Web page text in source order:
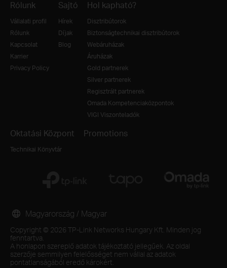
Rólunk
Vállalati profil
Rólunk
Kapcsolat
Karrier
Privacy Policy
Sajtó
Hírek
Díjak
Blog
Hol kapható?
Disztribútorok
Biztonságtechnikai disztribútorok
Webáruházak
Áruházak
Gold partnerek
Silver partnerek
Regisztrált partnerek
Omada Kompetenciaközpontok
VIGI Viszonteladók
Oktatási Központ
Technikai Könyvtár
Promotions
Copyright © 2026 TP-Link Networks Hungary Kft. Minden jog
fenntartva.
A honlapon szereplő adatok tájékoztató jellegűek. Az oldal
szerzője semmilyen felelősséget nem vállal az adatok
pontatlanságából eredő károkért.
Magyarország / Magyar